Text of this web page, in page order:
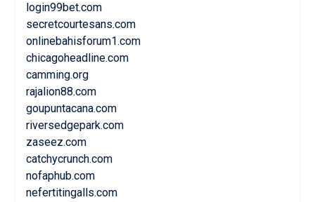
login99bet.com
secretcourtesans.com
onlinebahisforum1.com
chicagoheadline.com
camming.org
rajalion88.com
goupuntacana.com
riversedgepark.com
zaseez.com
catchycrunch.com
nofaphub.com
nefertitingalls.com